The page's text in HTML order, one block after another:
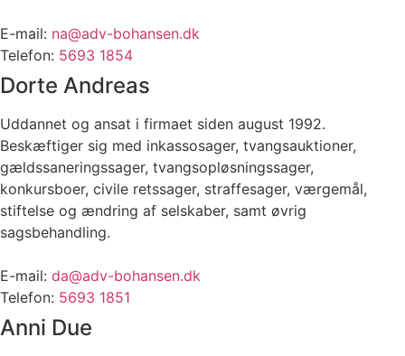
E-mail: na@adv-bohansen.dk
Telefon: 5693 1854
Dorte Andreas
Uddannet og ansat i firmaet siden august 1992.
Beskæftiger sig med inkassosager, tvangsauktioner,
gældssaneringssager, tvangsopløsningssager,
konkursboer, civile retssager, straffesager, værgemål,
stiftelse og ændring af selskaber, samt øvrig
sagsbehandling.
E-mail: da@adv-bohansen.dk
Telefon: 5693 1851
Anni Due